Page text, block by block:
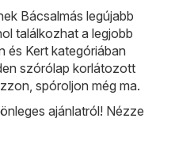
Bácsalmás legújabb
találkozhat a legjobb
és Kert kategóriában
szórólap korlátozott
spóroljon még ma.
ajánlatról! Nézze